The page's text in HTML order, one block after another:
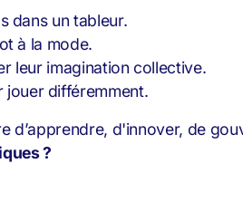
dans un tableur.
à la mode.
leur imagination collective.
jouer différemment.
d’apprendre, d'innover, de
?